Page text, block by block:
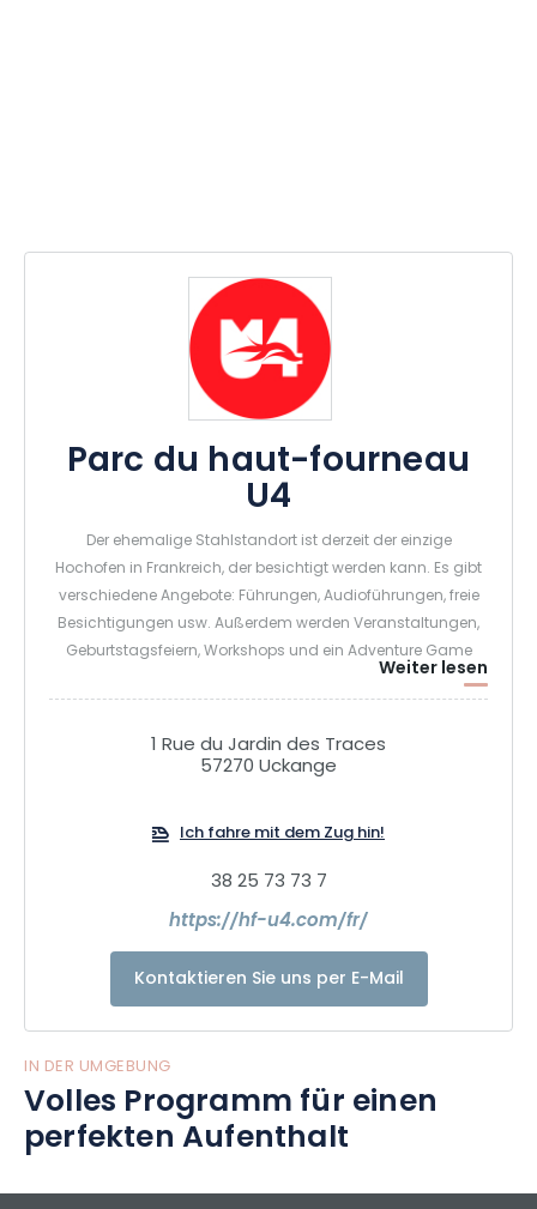
Parc du haut-fourneau
U4
Der ehemalige Stahlstandort ist derzeit der einzige
Hochofen in Frankreich, der besichtigt werden kann. Es gibt
verschiedene Angebote: Führungen, Audioführungen, freie
Besichtigungen usw. Außerdem werden Veranstaltungen,
Geburtstagsfeiern, Workshops und ein Adventure Game
Weiter lesen
1 Rue du Jardin des Traces
57270 Uckange
Ich fahre mit dem Zug hin!
38 25 73 73 7
https://hf-u4.com/fr/
Kontaktieren Sie uns per E-Mail
IN DER UMGEBUNG
Volles Programm für einen
perfekten Aufenthalt